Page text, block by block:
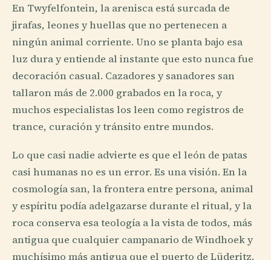
En Twyfelfontein, la arenisca está surcada de
jirafas, leones y huellas que no pertenecen a
ningún animal corriente. Uno se planta bajo esa
luz dura y entiende al instante que esto nunca fue
decoración casual. Cazadores y sanadores san
tallaron más de 2.000 grabados en la roca, y
muchos especialistas los leen como registros de
trance, curación y tránsito entre mundos.
Lo que casi nadie advierte es que el león de patas
casi humanas no es un error. Es una visión. En la
cosmología san, la frontera entre persona, animal
y espíritu podía adelgazarse durante el ritual, y la
roca conserva esa teología a la vista de todos, más
antigua que cualquier campanario de Windhoek y
muchísimo más antigua que el puerto de Lüderitz.